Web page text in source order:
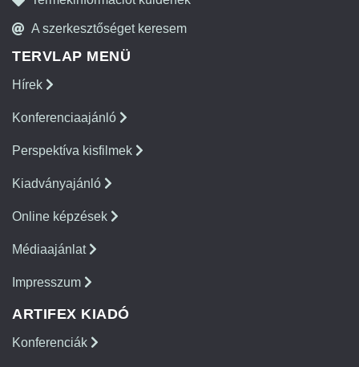
A szerkesztőséget keresem
TERVLAP MENÜ
Hírek
Konferenciaajánló
Perspektíva kisfilmek
Kiadványajánló
Online képzések
Médiaajánlat
Impresszum
ARTIFEX KIADÓ
Konferenciák